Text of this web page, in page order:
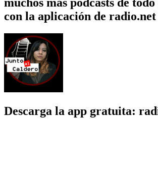
con la aplicación de radio.net
Descarga la app gratuita: